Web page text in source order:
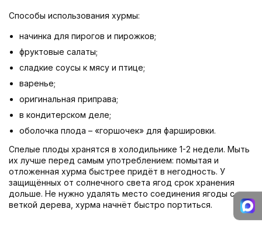
Способы использования хурмы:
начинка для пирогов и пирожков;
фруктовые салаты;
сладкие соусы к мясу и птице;
варенье;
оригинальная приправа;
в кондитерском деле;
оболочка плода – «горшочек» для фаршировки.
Спелые плоды хранятся в холодильнике 1-2 недели. Мыть
их лучше перед самым употреблением: помытая и
отложенная хурма быстрее придёт в негодность. У
защищённых от солнечного света ягод срок хранения
дольше. Не нужно удалять место соединения ягоды с
веткой дерева, хурма начнёт быстро портиться.